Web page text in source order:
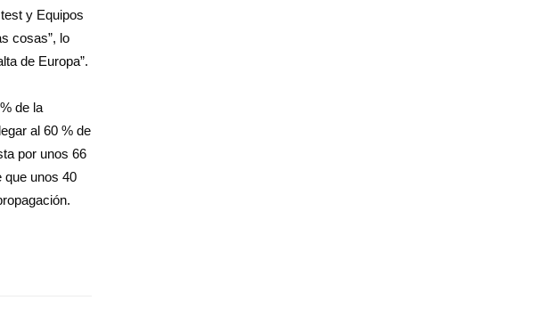
y Equipos
cosas”, lo
de Europa”.
de la
al 60 % de
por unos 66
que unos 40